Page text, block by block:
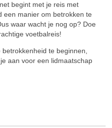
begint met je reis met
een manier om betrokken te
waar wacht je nog op? Doe
voetbalreis!
te beginnen,
aan voor een lidmaatschap